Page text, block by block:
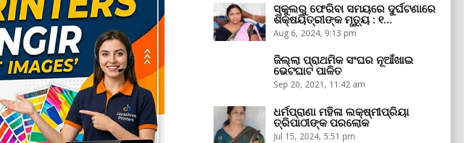
ସ୍କୁଲରୁ ଫେରିବା ସମୟରେ ଦୁର୍ଘଟଣାରେ
ଶିକ୍ଷୟିତ୍ରୀଙ୍କ ମୃତ୍ୟୁ : ୧…
Aug 6, 2024, 9:13 pm
ଜିଲ୍ଲା ପ୍ରାଥମିକ ସଂଘର ନୂଆଁଖାଇ
ଭେଟଘାଟ ପାଳିତ
Sep 20, 2021, 11:42 am
ଧର୍ମପ୍ରାଣା ମହିଳା ଲକ୍ଷ୍ମୀପ୍ରିୟା
ତ୍ରିପାଠୀଙ୍କ ପରଲୋକ
Jul 15, 2024, 5:51 pm